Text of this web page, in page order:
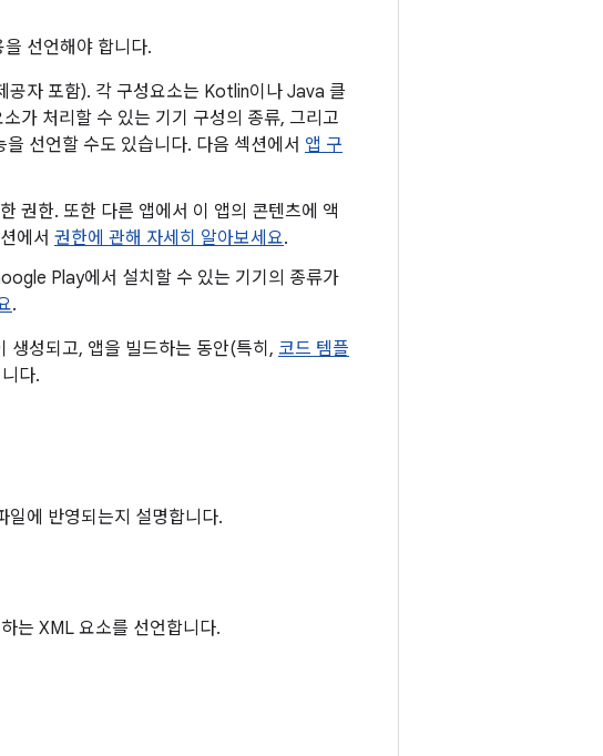
선언해야 합니다.
자 포함). 각 구성요소는 Kotlin이나 Java 클
가 처리할 수 있는 기기 구성의 종류, 그리고
선언할 수도 있습니다. 다음 섹션에서 앱 구
권한. 또한 다른 앱에서 이 앱의 콘텐츠에 액
에서 권한에 관해 자세히 알아보세요.
Play에서 설치할 수 있는 기기의 종류가
.
생성되고, 앱을 빌드하는 동안(특히, 코드 템플
다.
일에 반영되는지 설명합니다.
는 XML 요소를 선언합니다.